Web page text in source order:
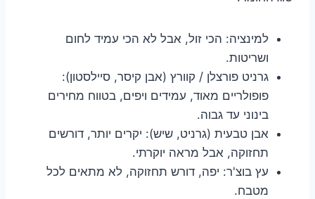
למינציה: הכי זול, אבל לא הכי עמיד לחום
ושריטות.
גרניט פורצלן / קוורץ (אבן קיסר, סיילסטון):
פופולריים מאוד, עמידים ויפים, בטווח מחירים
בינוני עד גבוה.
אבן טבעית (גרניט, שיש): יקרים יותר, דורשים
תחזוקה, אבל מראה יוקרתי.
עץ בוצ'ר: יפה, דורש תחזוקה, לא מתאים לכל
מטבח.